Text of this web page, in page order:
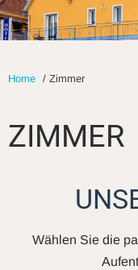
Home / Zimmer
ZIMMER
Wählen Sie die